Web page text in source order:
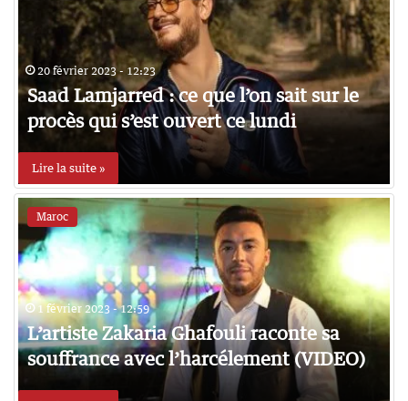
20 février 2023 - 12:23
Saad Lamjarred : ce que l’on sait sur le
procès qui s’est ouvert ce lundi
Lire la suite »
Maroc
1 février 2023 - 12:59
L’artiste Zakaria Ghafouli raconte sa
souffrance avec l’harcélement (VIDEO)